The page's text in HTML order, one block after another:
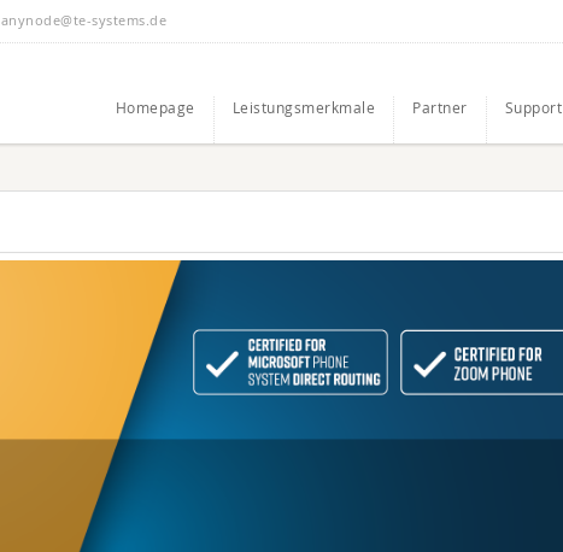
anynode@te-systems.de
Homepage Leistungsmerkmale Partner Support